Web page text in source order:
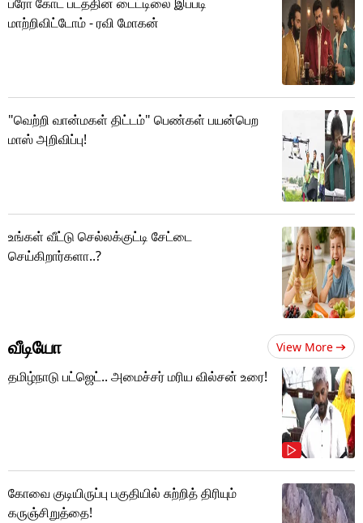
மாற்றிவிட்டோம் - ரவி மோகன்
"வெற்றி வான்மகள் திட்டம்" பெண்கள் பயன்பெற
மாஸ் அறிவிப்பு!
உங்கள் வீட்டு செல்லக்குட்டி சேட்டை
செய்கிறார்களா..?
வீடியோ View More
தமிழ்நாடு பட்ஜெட்.. அமைச்சர் மரிய வில்சன் உரை!
கோவை குடியிருப்பு பகுதியில் சுற்றித் திரியும்
கருஞ்சிறுத்தை!